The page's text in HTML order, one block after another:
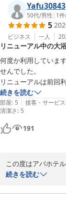
Yafu30843
50代/男性 | 1
5
ビジネス 一人
リニューアル中の大
何度か利用していま
せんでした。
リニューアルは前回
てました。朝食もレ
メニューもあってと
お風呂は以前の状態
か楽しみです。次回
続きを読む
部屋: 5 | 接客・サービス
清潔さ: 5
191
この度はアパホテ
がとうございます
続きを読む